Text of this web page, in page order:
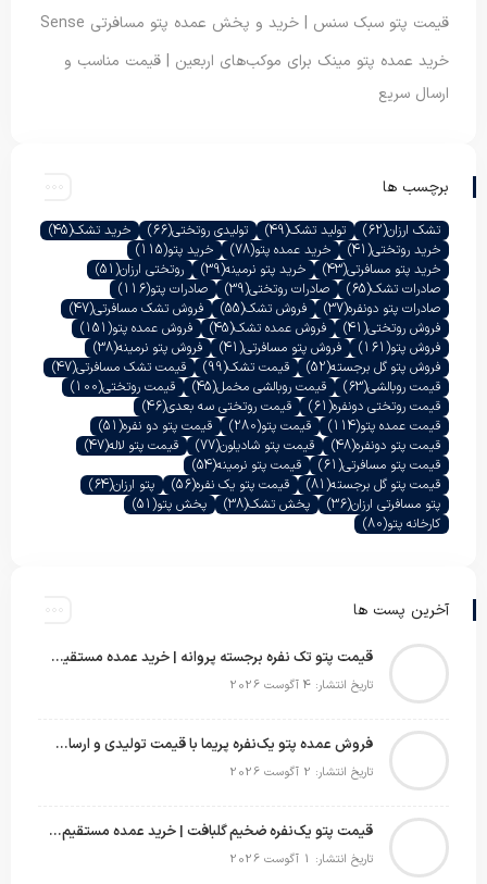
قیمت پتو سبک سنس | خرید و پخش عمده پتو مسافرتی Sense
خرید عمده پتو مینک برای موکب‌های اربعین | قیمت مناسب و
ارسال سریع
برچسب ها
تشک ارزان(62) تولید تشک(49) تولیدی روتختی(66) خرید تشک(45)
خرید روتختی(41) خرید عمده پتو(78) خرید پتو(115)
خرید پتو مسافرتی(43) خرید پتو نرمینه(39) روتختی ارزان(51)
صادرات تشک(65) صادرات روتختی(39) صادرات پتو(116)
صادرات پتو دونفره(37) فروش تشک(55) فروش تشک مسافرتی(47)
فروش روتختی(41) فروش عمده تشک(45) فروش عمده پتو(151)
فروش پتو(161) فروش پتو مسافرتی(41) فروش پتو نرمینه(38)
فروش پتو گل برجسته(52) قیمت تشک(99) قیمت تشک مسافرتی(47)
قیمت روبالشی(63) قیمت روبالشی مخمل(45) قیمت روتختی(100)
قیمت روتختی دونفره(61) قیمت روتختی سه بعدی(46)
قیمت عمده پتو(114) قیمت پتو(280) قیمت پتو دو نفره(51)
قیمت پتو دونفره(48) قیمت پتو شادیلون(77) قیمت پتو لاله(47)
قیمت پتو مسافرتی(61) قیمت پتو نرمینه(54)
قیمت پتو گل برجسته(81) قیمت پتو یک نفره(56) پتو ارزان(64)
پتو مسافرتی ارزان(36) پخش تشک(38) پخش پتو(51)
کارخانه پتو(80)
آخرین پست ها
قیمت پتو تک نفره برجسته پروانه | خرید عمده مستقیم با بهترین قیمت بازار
تاریخ انتشار: 4 آگوست 2026
فروش عمده پتو یک‌نفره پریما با قیمت تولیدی و ارسال به سراسر کشور
تاریخ انتشار: 2 آگوست 2026
قیمت پتو یک‌نفره ضخیم گلبافت | خرید عمده مستقیم با بهترین قیمت
تاریخ انتشار: 1 آگوست 2026